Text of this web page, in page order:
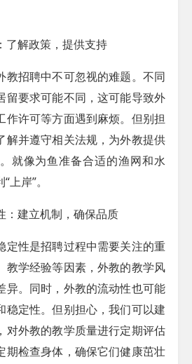
了解政策，提供支持
教招聘中不可忽视的难题。不同
留要求可能不同，这可能导致外
作许可等方面遇到麻烦。但别担
解并遵守相关法规，为外教提供
就像为鱼准备合适的渔网和水
岸”。
：建立机制，确保品质
定性是招聘过程中需要关注的重
教学经验等因素，外教的教学风
异。同时，外教的流动性也可能
稳定性。但别担心，我们可以建
对外教的教学质量进行定期评估
期检查身体，确保它们健康茁壮